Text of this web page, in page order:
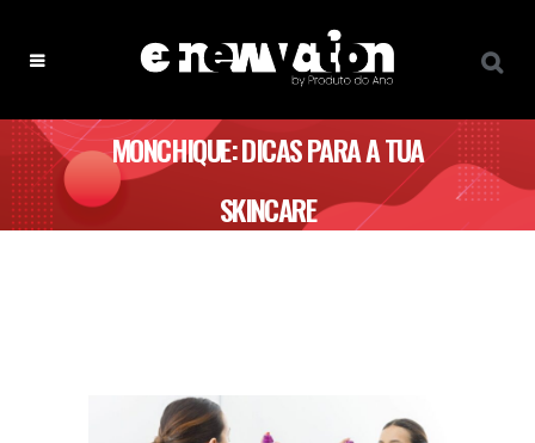
MONCHIQUE: DICAS PARA A TUA
SKINCARE